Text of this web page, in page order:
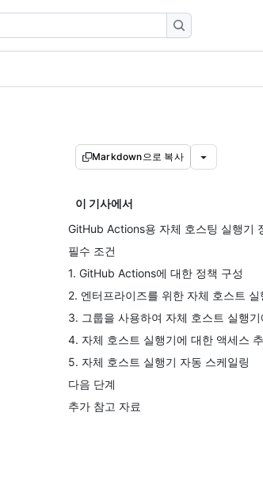
Markdown으로 복사
이 기사에서
GitHub Actions용 자체 호스팅 실행기
필수 조건
1. GitHub Actions에 대한 정책 구성
2. 엔터프라이즈를 위한 자체 호스트 실
3. 그룹을 사용하여 자체 호스트 실행기
4. 자체 호스트 실행기에 대한 액세스
5. 자체 호스트 실행기 자동 스케일링
다음 단계
추가 참고 자료